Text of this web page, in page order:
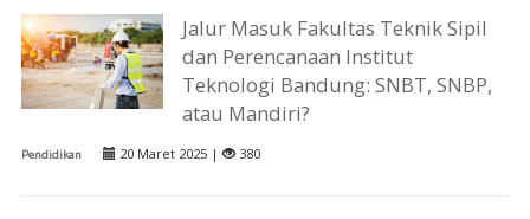
Jalur Masuk Fakultas Teknik Sipil
dan Perencanaan Institut
Teknologi Bandung: SNBT, SNBP,
atau Mandiri?
Pendidikan 20 Maret 2025 | 380